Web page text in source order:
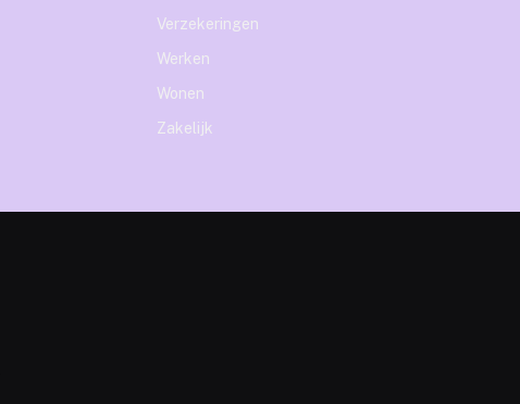
Verzekeringen
Werken
Wonen
Zakelijk